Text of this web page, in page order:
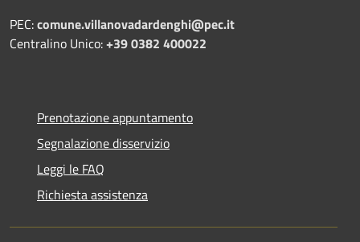
PEC:comune.villanovadardenghi@pec.it
Centralino Unico:+39 0382 400022
Prenotazione appuntamento
Segnalazione disservizio
Leggi le FAQ
Richiesta assistenza